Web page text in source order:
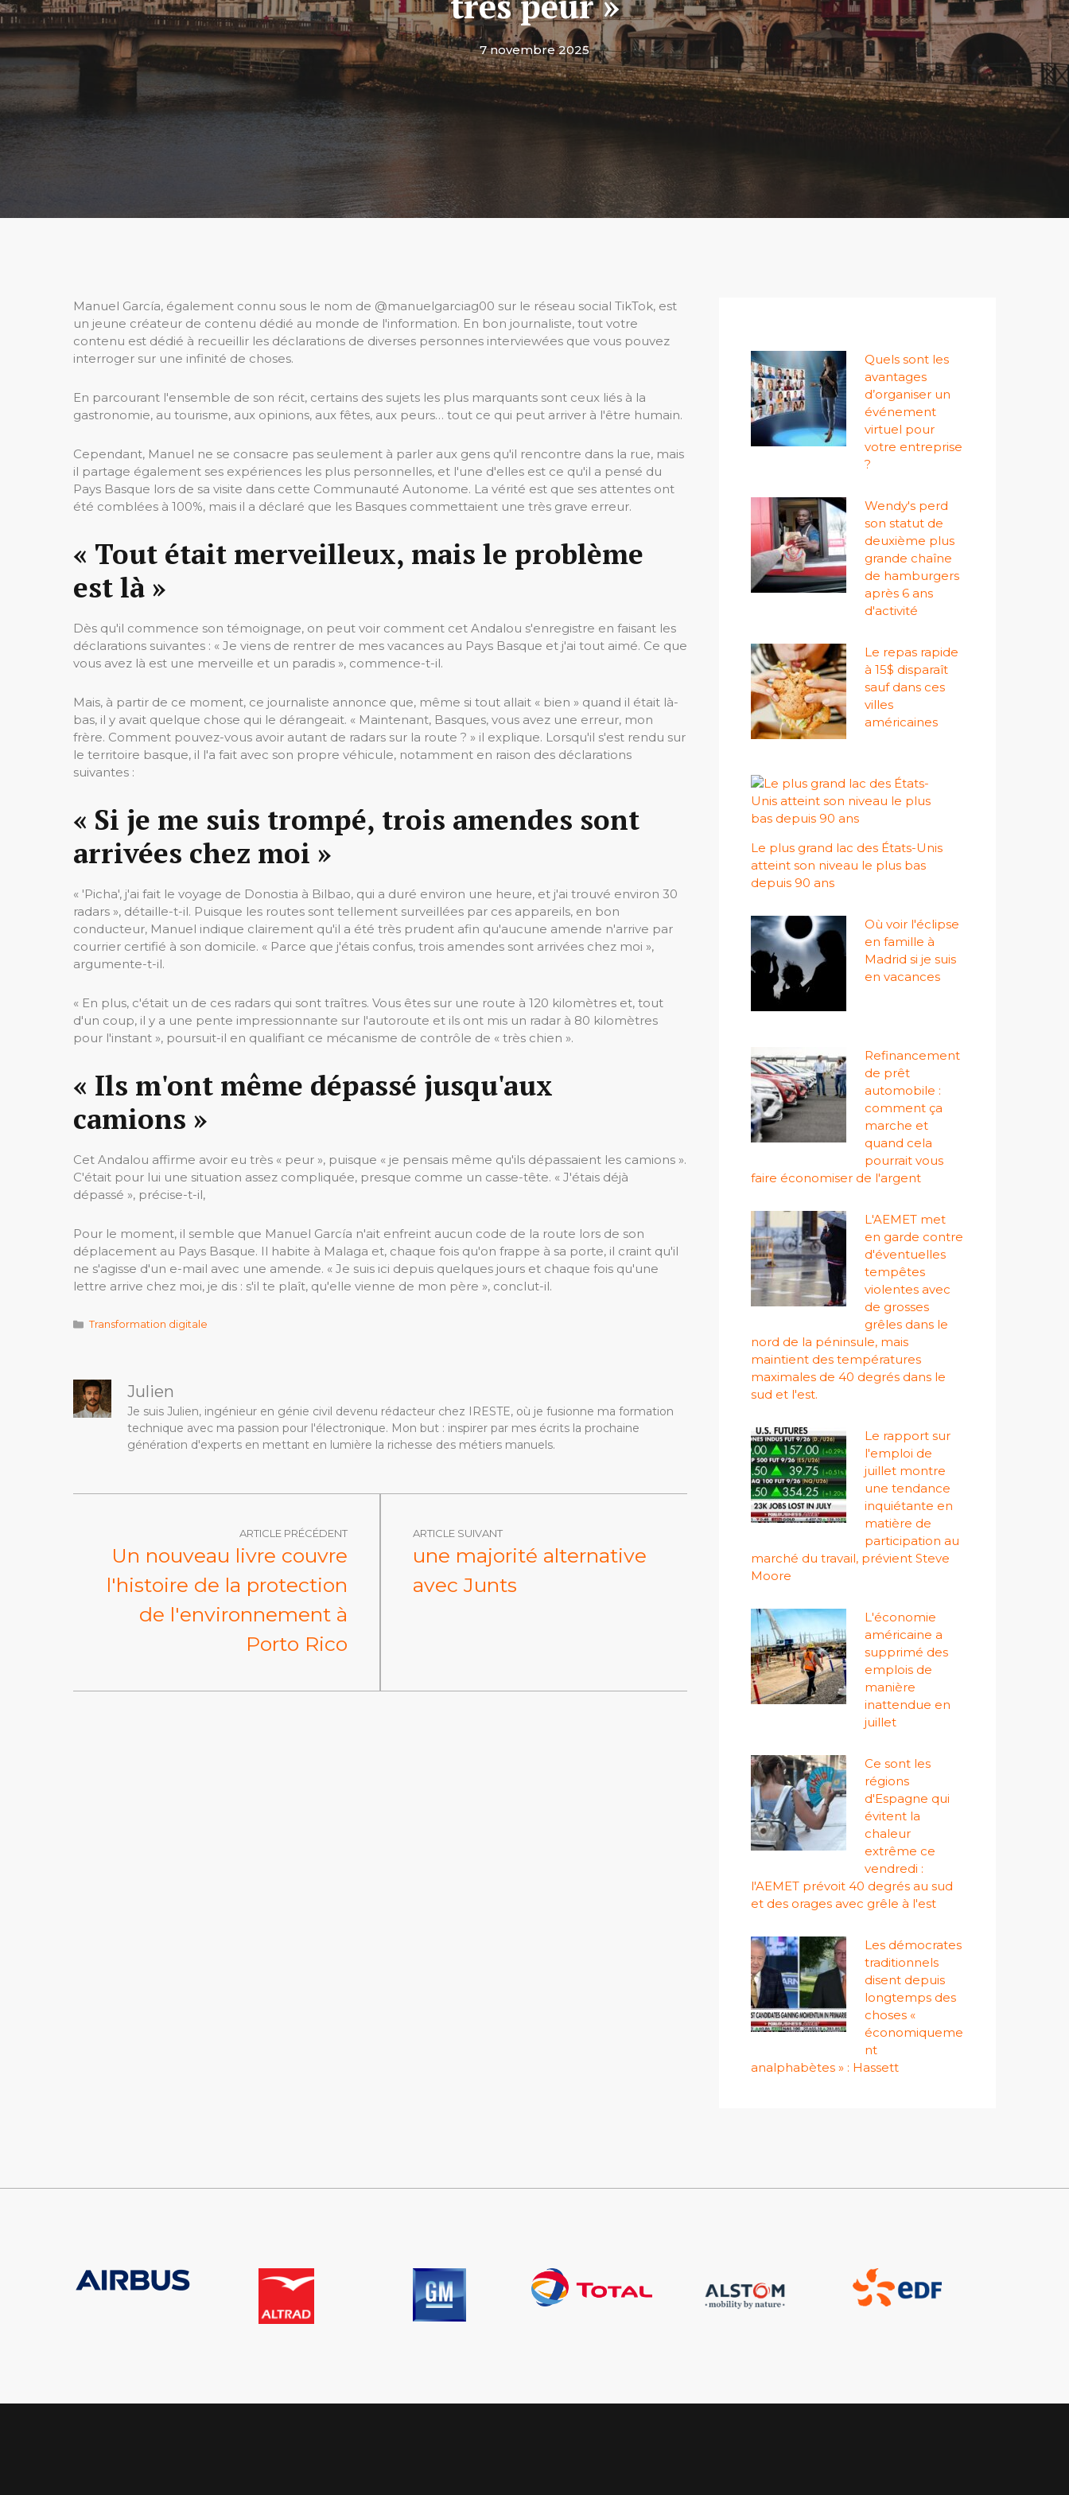
7 novembre 2025
Manuel García, également connu sous le nom de @manuelgarciag00 sur le réseau social TikTok, est
un jeune créateur de contenu dédié au monde de l'information. En bon journaliste, tout votre
contenu est dédié à recueillir les déclarations de diverses personnes interviewées que vous pouvez
interroger sur une infinité de choses.
En parcourant l'ensemble de son récit, certains des sujets les plus marquants sont ceux liés à la
gastronomie, au tourisme, aux opinions, aux fêtes, aux peurs… tout ce qui peut arriver à l'être humain.
Cependant, Manuel ne se consacre pas seulement à parler aux gens qu'il rencontre dans la rue, mais
il partage également ses expériences les plus personnelles, et l'une d'elles est ce qu'il a pensé du
Pays Basque lors de sa visite dans cette Communauté Autonome. La vérité est que ses attentes ont
été comblées à 100%, mais il a déclaré que les Basques commettaient une très grave erreur.
« Tout était merveilleux, mais le problème
est là »
Dès qu'il commence son témoignage, on peut voir comment cet Andalou s'enregistre en faisant les
déclarations suivantes : « Je viens de rentrer de mes vacances au Pays Basque et j'ai tout aimé. Ce que
vous avez là est une merveille et un paradis », commence-t-il.
Mais, à partir de ce moment, ce journaliste annonce que, même si tout allait « bien » quand il était là-
bas, il y avait quelque chose qui le dérangeait. « Maintenant, Basques, vous avez une erreur, mon
frère. Comment pouvez-vous avoir autant de radars sur la route ? » il explique. Lorsqu'il s'est rendu sur
le territoire basque, il l'a fait avec son propre véhicule, notamment en raison des déclarations
suivantes :
« Si je me suis trompé, trois amendes sont
arrivées chez moi »
« 'Picha', j'ai fait le voyage de Donostia à Bilbao, qui a duré environ une heure, et j'ai trouvé environ 30
radars », détaille-t-il. Puisque les routes sont tellement surveillées par ces appareils, en bon
conducteur, Manuel indique clairement qu'il a été très prudent afin qu'aucune amende n'arrive par
courrier certifié à son domicile. « Parce que j'étais confus, trois amendes sont arrivées chez moi »,
argumente-t-il.
« En plus, c'était un de ces radars qui sont traîtres. Vous êtes sur une route à 120 kilomètres et, tout
d'un coup, il y a une pente impressionnante sur l'autoroute et ils ont mis un radar à 80 kilomètres
pour l'instant », poursuit-il en qualifiant ce mécanisme de contrôle de « très chien ».
« Ils m'ont même dépassé jusqu'aux
camions »
Cet Andalou affirme avoir eu très « peur », puisque « je pensais même qu'ils dépassaient les camions ».
C'était pour lui une situation assez compliquée, presque comme un casse-tête. « J'étais déjà
dépassé », précise-t-il,
Pour le moment, il semble que Manuel García n'ait enfreint aucun code de la route lors de son
déplacement au Pays Basque. Il habite à Malaga et, chaque fois qu'on frappe à sa porte, il craint qu'il
ne s'agisse d'un e-mail avec une amende. « Je suis ici depuis quelques jours et chaque fois qu'une
lettre arrive chez moi, je dis : s'il te plaît, qu'elle vienne de mon père », conclut-il.
Catégories
Transformation digitale
Julien
Je suis Julien, ingénieur en génie civil devenu rédacteur chez IRESTE, où je fusionne ma formation
technique avec ma passion pour l'électronique. Mon but : inspirer par mes écrits la prochaine
génération d'experts en mettant en lumière la richesse des métiers manuels.
ARTICLE PRÉCÉDENT
Un nouveau livre couvre
l'histoire de la protection
de l'environnement à
Porto Rico
ARTICLE SUIVANT
une majorité alternative
avec Junts
Quels sont les
avantages
d’organiser un
événement
virtuel pour
votre entreprise
?
Wendy's perd
son statut de
deuxième plus
grande chaîne
de hamburgers
après 6 ans
d'activité
Le repas rapide
à 15$ disparaît
sauf dans ces
villes
américaines
Le plus grand lac des États-Unis
atteint son niveau le plus bas
depuis 90 ans
Où voir l'éclipse
en famille à
Madrid si je suis
en vacances
Refinancement
de prêt
automobile :
comment ça
marche et
quand cela
pourrait vous
faire économiser de l'argent
L'AEMET met
en garde contre
d'éventuelles
tempêtes
violentes avec
de grosses
grêles dans le
nord de la péninsule, mais
maintient des températures
maximales de 40 degrés dans le
sud et l'est.
Le rapport sur
l'emploi de
juillet montre
une tendance
inquiétante en
matière de
participation au
marché du travail, prévient Steve
Moore
L'économie
américaine a
supprimé des
emplois de
manière
inattendue en
juillet
Ce sont les
régions
d'Espagne qui
évitent la
chaleur
extrême ce
vendredi :
l'AEMET prévoit 40 degrés au sud
et des orages avec grêle à l'est
Les démocrates
traditionnels
disent depuis
longtemps des
choses «
économiqueme
nt
analphabètes » : Hassett